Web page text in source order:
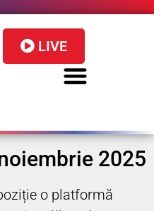
LIVE
2025
o platformă